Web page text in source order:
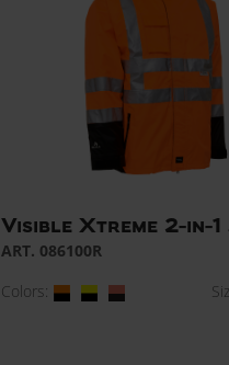
Visible Xtreme 2-in-1
ART. 086100R
Colors: